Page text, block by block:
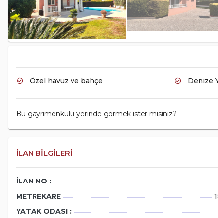
Özel havuz ve bahçe Denize
Bu gayrimenkulu yerinde görmek ister misiniz?
İLAN BILGILERI
İLAN NO :
METREKARE
YATAK ODASI :
location_on